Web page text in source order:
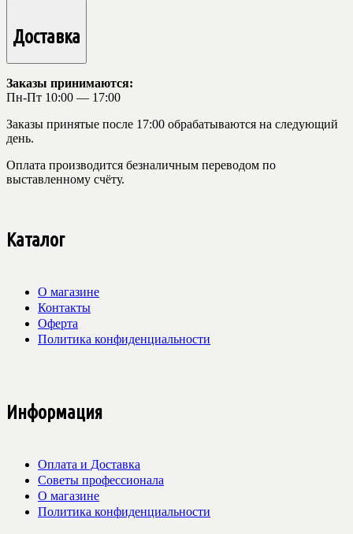
Доставка
Заказы принимаются:
Пн-Пт 10:00 — 17:00
Заказы принятые после 17:00 обрабатываются на следующий
день.
Оплата производится безналичным переводом по
выставленному счёту.
Каталог
О магазине
Контакты
Оферта
Политика конфиденциальности
Информация
Оплата и Доставка
Советы профессионала
О магазине
Политика конфиденциальности